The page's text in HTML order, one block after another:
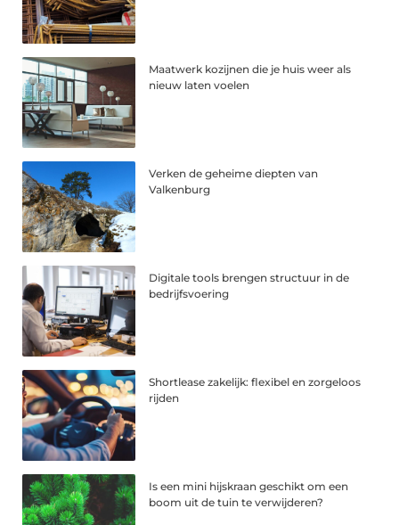
Maatwerk kozijnen die je huis weer als
nieuw laten voelen
Verken de geheime diepten van
Valkenburg
Digitale tools brengen structuur in de
bedrijfsvoering
Shortlease zakelijk: flexibel en zorgeloos
rijden
Is een mini hijskraan geschikt om een
boom uit de tuin te verwijderen?